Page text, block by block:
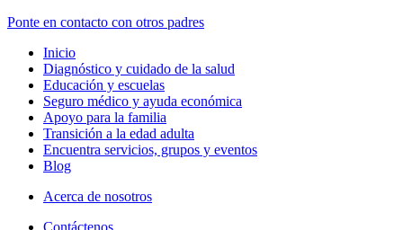
Ponte en contacto con otros padres
Inicio
Diagnóstico y cuidado de la salud
Educación y escuelas
Seguro médico y ayuda económica
Apoyo para la familia
Transición a la edad adulta
Encuentra servicios, grupos y eventos
Blog
Acerca de nosotros
Contáctenos